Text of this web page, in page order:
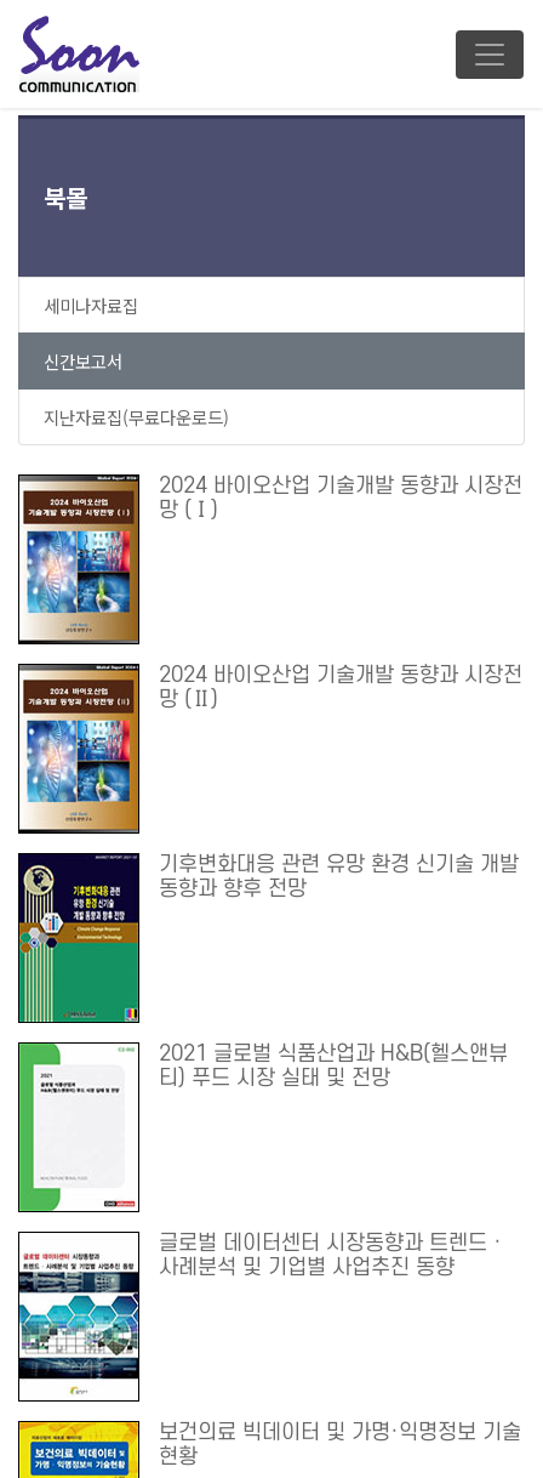
북몰
세미나자료집
신간보고서
지난자료집(무료다운로드)
2024 바이오산업 기술개발 동향과 시장전
망 (Ⅰ)
2024 바이오산업 기술개발 동향과 시장전
망 (Ⅱ)
기후변화대응 관련 유망 환경 신기술 개발
동향과 향후 전망
2021 글로벌 식품산업과 H&B(헬스앤뷰
티) 푸드 시장 실태 및 전망
글로벌 데이터센터 시장동향과 트렌드 ·
사례분석 및 기업별 사업추진 동향
보건의료 빅데이터 및 가명·익명정보 기술
현황